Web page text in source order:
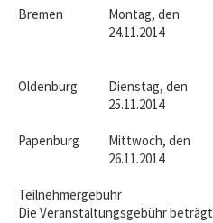
Bremen
Montag, den
24.11.2014
Oldenburg
Dienstag, den
25.11.2014
Papenburg
Mittwoch, den
26.11.2014
Teilnehmergebühr
Die Veranstaltungsgebühr beträgt